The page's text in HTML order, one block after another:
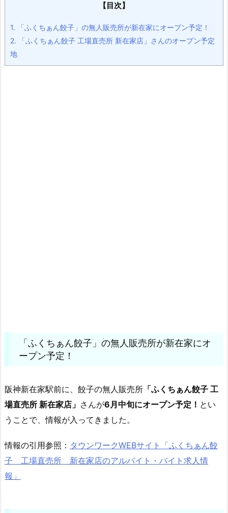
【目次】
1. 「ふくちぁん餃子」の無人販売所が新在家にオープン予定！
2. 「ふくちぁん餃子 工場直売所 新在家店」さんのオープン予定
地
「ふくちぁん餃子」の無人販売所が新在家にオ
ープン予定！
阪神新在家駅前に、餃子の無人販売所 「ふくちぁん餃子 工
場直売所 新在家店」 さんが6月中旬にオープン予定！ とい
うことで、情報が入ってきました。
情報の引用参照： タウンワークWEBサイト「ふくちぁん餃
子 工場直売所 新在家店のアルバイト・バイト求人情
報」